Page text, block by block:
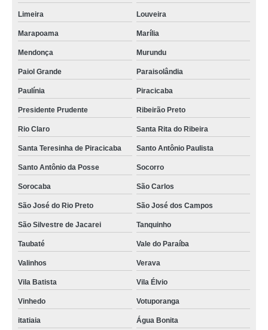
Limeira Louveira
Marapoama Marília
Mendonça Murundu
Paiol Grande Paraisolândia
Paulínia Piracicaba
Presidente Prudente Ribeirão Preto
Rio Claro Santa Rita do Ribeira
Santa Teresinha de Piracicaba Santo Antônio Paulista
Santo Antônio da Posse Socorro
Sorocaba São Carlos
São José do Rio Preto São José dos Campos
São Silvestre de Jacarei Tanquinho
Taubaté Vale do Paraíba
Valinhos Verava
Vila Batista Vila Élvio
Vinhedo Votuporanga
itatiaia
Água Bonita